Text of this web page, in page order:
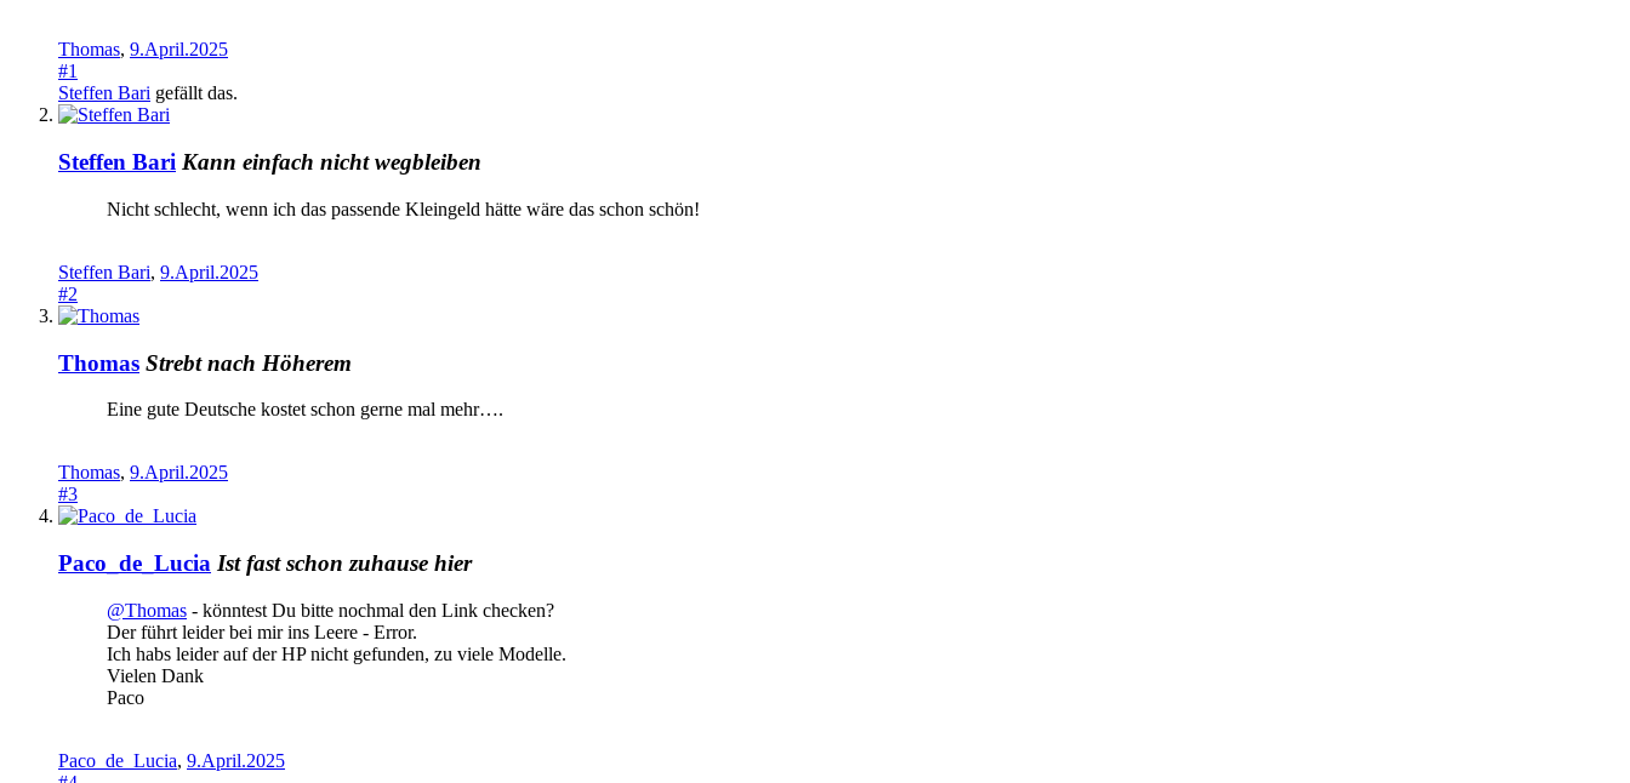
Thomas, 9.April.2025
#1
Steffen Bari gefällt das.
Steffen Bari Kann einfach nicht wegbleiben
Nicht schlecht, wenn ich das passende Kleingeld hätte wäre das schon schön!
Steffen Bari, 9.April.2025
#2
Thomas Strebt nach Höherem
Eine gute Deutsche kostet schon gerne mal mehr….
Thomas, 9.April.2025
#3
Paco_de_Lucia Ist fast schon zuhause hier
@Thomas - könntest Du bitte nochmal den Link checken?
Der führt leider bei mir ins Leere - Error.
Ich habs leider auf der HP nicht gefunden, zu viele Modelle.
Vielen Dank
Paco
Paco_de_Lucia, 9.April.2025